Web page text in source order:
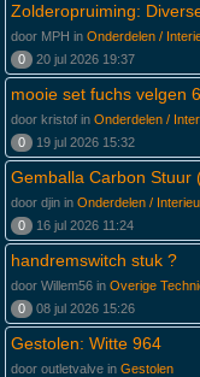
Zolderopruiming:
door MPH in Onderdelen /
0
20 jul 2026 19:37
mooie set fuchs velgen
door kristof in Onderdelen /
0
19 jul 2026 15:32
Gemballa Carbon Stuur
door djin in Onderdelen /
0
16 jul 2026 11:24
handremswitch stuk ?
door Willem56 in Overige
0
08 jul 2026 15:26
Gestolen: Witte 964
door outletvalve in Gestolen